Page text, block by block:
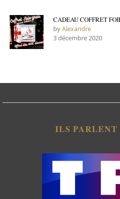
CADEAU COFFRET
byAlexandre
3 décembre 2020
ILS PARLENT